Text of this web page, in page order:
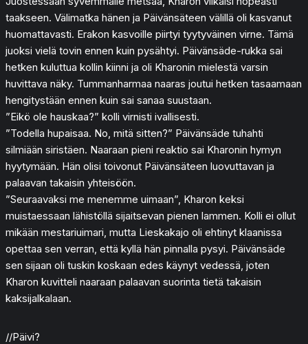
taakseen. Välimatka hänen ja Päivänsäteen välillä oli kasvanut
huomattavasti. Erakon kasvoille piirtyi tyytyväinen virne. Tämä
juoksi vielä tovin ennen kuin pysähtyi. Päivänsäde-rukka sai
hetken kuluttua kollin kiinni ja oli Kharonin mielestä varsin
huvittava näky. Tummanharmaa naaras joutui hetken tasaamaan
hengitystään ennen kuin sai sanaa suustaan.
”Eikö ole hauskaa?” kolli virnisti ivallisesti.
”Todella hupaisaa. No, mitä sitten?” Päivänsäde tuhahti
silmiään siristäen. Naaraan pieni reaktio sai Kharonin hymyn
hyytymään. Hän olisi toivonut Päivänsäteen luovuttavan ja
palaavan takaisin yhteisöön.
”Seuraavaksi me menemme uimaan”, Kharon keksi
muistaessaan lähistöllä sijaitsevan pienen lammen. Kolli ei ollut
mikään mestariuimari, mutta Lieskakajo oli ehtinyt klaanissa
opettaa sen verran, että kyllä hän pinnalla pysyi. Päivänsäde
sen sijaan oli tuskin koskaan edes käynyt vedessä, joten
Kharon kuvitteli naaraan palaavan suorinta tietä takaisin
kaksijalkalaan.
//Päivi?